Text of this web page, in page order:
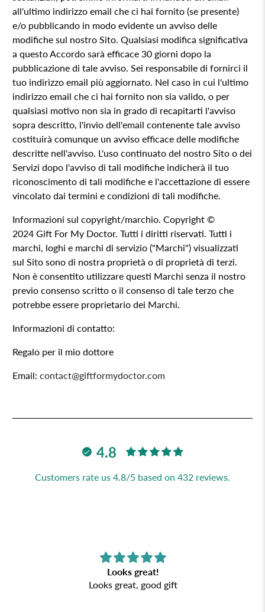
all'ultimo indirizzo email che ci hai fornito (se presente)
e/o pubblicando in modo evidente un avviso delle
modifiche sul nostro Sito. Qualsiasi modifica significativa
a questo Accordo sarà efficace 30 giorni dopo la
pubblicazione di tale avviso. Sei responsabile di fornirci il
tuo indirizzo email più aggiornato. Nel caso in cui l'ultimo
indirizzo email che ci hai fornito non sia valido, o per
qualsiasi motivo non sia in grado di recapitarti l'avviso
sopra descritto, l'invio dell'email contenente tale avviso
costituirà comunque un avviso efficace delle modifiche
descritte nell'avviso. L'uso continuato del nostro Sito o dei
Servizi dopo l'avviso di tali modifiche indicherà il tuo
riconoscimento di tali modifiche e l'accettazione di essere
vincolato dai termini e condizioni di tali modifiche.
Informazioni sul copyright/marchio. Copyright ©
2024Gift For My Doctor. Tutti i diritti riservati. Tutti i
marchi, loghi e marchi di servizio ("Marchi") visualizzati
sul Sito sono di nostra proprietà o di proprietà di terzi.
Non è consentito utilizzare questi Marchi senza il nostro
previo consenso scritto o il consenso di tale terzo che
potrebbe essere proprietario dei Marchi.
Informazioni di contatto:
Regalo per il mio dottore
Email:contact@giftformydoctor.com
4.8
Customers rate us 4.8/5 based on 432 reviews.
Looks great!
Looks great, good gift